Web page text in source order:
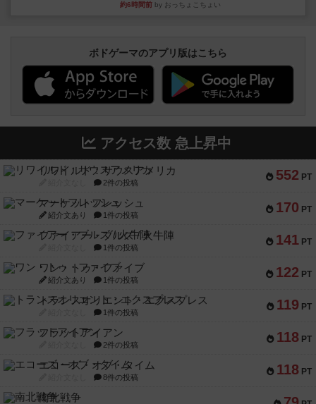
約6時間前 by おっちょこちょい
ボドゲーマのアプリ版はこちら
アクセス数 急上昇中
552 PT
リワイルド：サウスアメリカ
2件の投稿
170 PT
マーケットフレッシュ
紹介文あり 1件の投稿
141 PT
ファイアー・ブルズ / 火牛陣
1件の投稿
122 PT
ワン・トゥ・ファイブ
紹介文あり 1件の投稿
119 PT
トランスオリエント・エクスプレス
1件の投稿
118 PT
フラットアイアン
2件の投稿
118 PT
エコーズ・オブ・タイム
8件の投稿
南北戦争